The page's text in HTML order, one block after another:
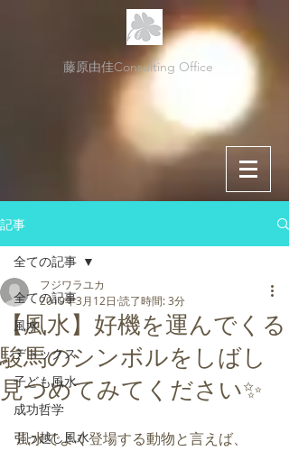
藤原由佳Consulting Office
記事
全ての記事
風水
デトックス
子ども風水
成功哲学
引っ越し風水
全ての記事
【風水】好機を運んでくる
駿馬のシンボルをしばし
見つめてみてください✨
フジワラユカ
2019年3月12日 読了時間: 3分
風水でよく登場する動物と言えば、